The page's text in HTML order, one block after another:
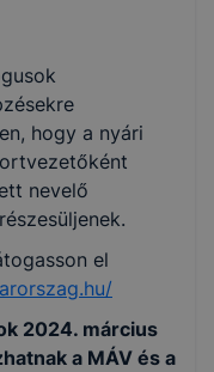
hogy a nyári
nevelő
el
2024. március
a MÁV és a